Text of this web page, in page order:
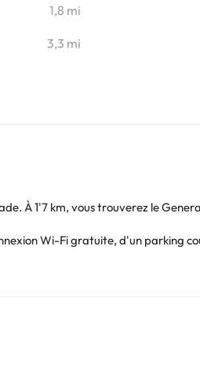
1,8 mi
3,3 mi
À 1'7 km, vous trouverez le
Wi-Fi gratuite, d'un parking
grande variété de services à ses
lit double (distribution la plus
.